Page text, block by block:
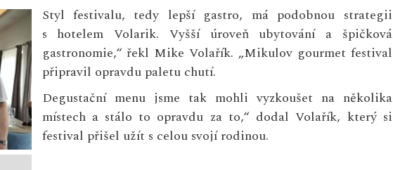
Styl festivalu, tedy lepší gastro, má podobnou strategii
s hotelem Volarik. Vyšší úroveň ubytování a špičková
gastronomie,“ řekl Mike Volařík. „Mikulov gourmet festival
připravil opravdu paletu chutí.
Degustační menu jsme tak mohli vyzkoušet na několika
místech a stálo to opravdu za to,“ dodal Volařík, který si
festival přišel užít s celou svojí rodinou.